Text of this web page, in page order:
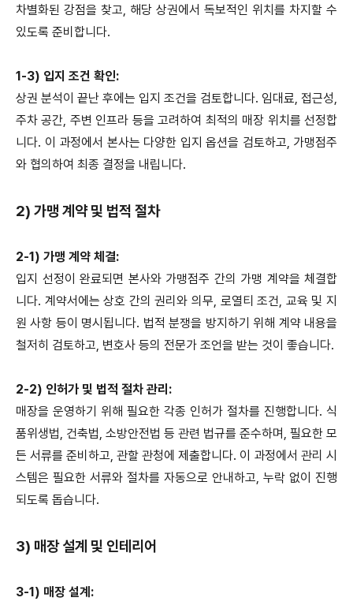
차별화된 강점을 찾고, 해당 상권에서 독보적인 위치를 차지할 수
있도록 준비합니다.
1-3) 입지 조건 확인:
상권 분석이 끝난 후에는 입지 조건을 검토합니다. 임대료, 접근성,
주차 공간, 주변 인프라 등을 고려하여 최적의 매장 위치를 선정합
니다. 이 과정에서 본사는 다양한 입지 옵션을 검토하고, 가맹점주
와 협의하여 최종 결정을 내립니다.
2) 가맹 계약 및 법적 절차
2-1) 가맹 계약 체결:
입지 선정이 완료되면 본사와 가맹점주 간의 가맹 계약을 체결합
니다. 계약서에는 상호 간의 권리와 의무, 로열티 조건, 교육 및 지
원 사항 등이 명시됩니다. 법적 분쟁을 방지하기 위해 계약 내용을
철저히 검토하고, 변호사 등의 전문가 조언을 받는 것이 좋습니다.
2-2) 인허가 및 법적 절차 관리:
매장을 운영하기 위해 필요한 각종 인허가 절차를 진행합니다. 식
품위생법, 건축법, 소방안전법 등 관련 법규를 준수하며, 필요한 모
든 서류를 준비하고, 관할 관청에 제출합니다. 이 과정에서 관리 시
스템은 필요한 서류와 절차를 자동으로 안내하고, 누락 없이 진행
되도록 돕습니다.
3) 매장 설계 및 인테리어
3-1) 매장 설계: